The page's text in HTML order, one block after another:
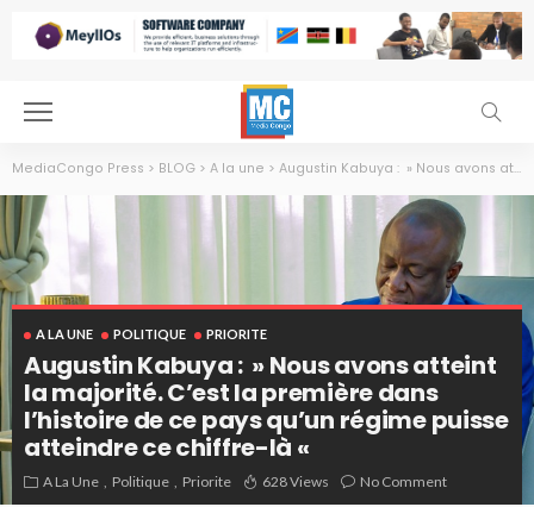
MediaCongo Press > BLOG > A la une > Augustin Kabuya : » Nous avons atteint la majorité. C’est la première dans l’histoire de ce pays qu’un régime puisse atteindre ce chiffre-là «
A LA UNE POLITIQUE PRIORITE
Augustin Kabuya : » Nous avons atteint
la majorité. C’est la première dans
l’histoire de ce pays qu’un régime puisse
atteindre ce chiffre-là «
A La Une Politique Priorite 628 Views No Comment